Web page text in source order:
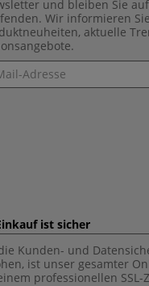
und bleiben Sie
Wir informieren
aktuelle
ist sicher
Kunden- und
ist unser gesamter
professionellen SSL-